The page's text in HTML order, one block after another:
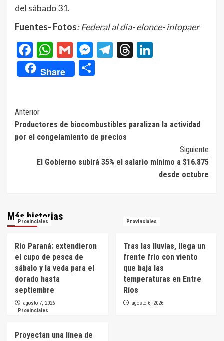
del sábado 31.
Fuentes- Fotos: Federal al día- elonce- infopaer
Facebook
WhatsApp
GmailMessenger
Telegram
Threads
Share
Navegación
de
entradas
Anterior
Productores de biocombustibles paralizan la actividad
por el congelamiento de precios
Siguiente
El Gobierno subirá 35% el salario mínimo a $16.875
desde octubre
Más historias
Provinciales
Río Paraná: extendieron
el cupo de pesca de
sábalo y la veda para el
dorado hasta
septiembre
agosto 7, 2026
Provinciales
Tras las lluvias, llega un
frente frío con viento
que baja las
temperaturas en Entre
Ríos
agosto 6, 2026
Provinciales
Proyectan una línea de